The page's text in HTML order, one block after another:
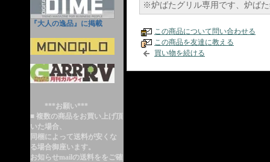
『大人の逸品』に掲載
***お願い***
■ 複数の商品をお買い上げ頂
いた場合、
同梱によって送料が安くな
る場合御座います。
お知らせmailの送料ををご確
※炉ばたグリル専用です、炉ば
この商品について問い合わせる
この商品を友達に教える
買い物を続ける